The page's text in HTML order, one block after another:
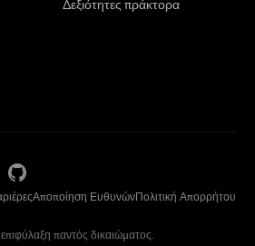
Δεξιότητες πράκτορα
Αποποίηση ΕυθυνώνΠολιτική Απορρήτου
παντός δικαιώματος.